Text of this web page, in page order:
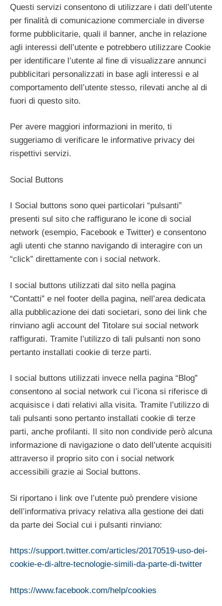
Questi servizi consentono di utilizzare i dati dell’utente
per finalità di comunicazione commerciale in diverse
forme pubblicitarie, quali il banner, anche in relazione
agli interessi dell’utente e potrebbero utilizzare Cookie
per identificare l’utente al fine di visualizzare annunci
pubblicitari personalizzati in base agli interessi e al
comportamento dell’utente stesso, rilevati anche al di
fuori di questo sito.
Per avere maggiori informazioni in merito, ti
suggeriamo di verificare le informative privacy dei
rispettivi servizi.
Social Buttons
I Social buttons sono quei particolari “pulsanti”
presenti sul sito che raffigurano le icone di social
network (esempio, Facebook e Twitter) e consentono
agli utenti che stanno navigando di interagire con un
“click” direttamente con i social network.
I social buttons utilizzati dal sito nella pagina
“Contatti” e nel footer della pagina, nell’area dedicata
alla pubblicazione dei dati societari, sono dei link che
rinviano agli account del Titolare sui social network
raffigurati. Tramite l’utilizzo di tali pulsanti non sono
pertanto installati cookie di terze parti.
I social buttons utilizzati invece nella pagina “Blog”
consentono al social network cui l’icona si riferisce di
acquisisce i dati relativi alla visita. Tramite l’utilizzo di
tali pulsanti sono pertanto installati cookie di terze
parti, anche profilanti. Il sito non condivide però alcuna
informazione di navigazione o dato dell’utente acquisiti
attraverso il proprio sito con i social network
accessibili grazie ai Social buttons.
Si riportano i link ove l’utente può prendere visione
dell’informativa privacy relativa alla gestione dei dati
da parte dei Social cui i pulsanti rinviano:
https://support.twitter.com/articles/20170519-uso-dei-
cookie-e-di-altre-tecnologie-simili-da-parte-di-twitter
https://www.facebook.com/help/cookies